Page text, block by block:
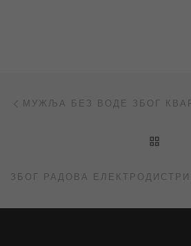
Post navigation
МУЖЉА БЕЗ ВОДЕ ЗБОГ